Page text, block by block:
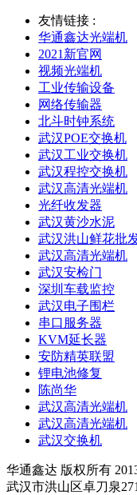
友情链接 :
华通鑫达光端机
2021新官网
视频光端机
工业传输设备
网络传输器
北斗时钟系统
武汉POE交换机
武汉工业交换机
武汉程控交换机
武汉高清光端机
光纤收发器
武汉黄沙水泥
武汉洪山鲜花批
武汉高清光端机
武汉安检门
深圳车载监控
武汉电子围栏
串口服务器
KVM延长器
安防精英联盟
锂电池修复
陈尚华
武汉高清光端机
武汉高清光端机
武汉交换机
华通鑫达 版权所有
武汉市洪山区卓刀泉